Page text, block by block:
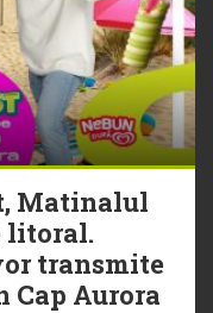
Matinalul
litoral.
transmite
Cap Aurora